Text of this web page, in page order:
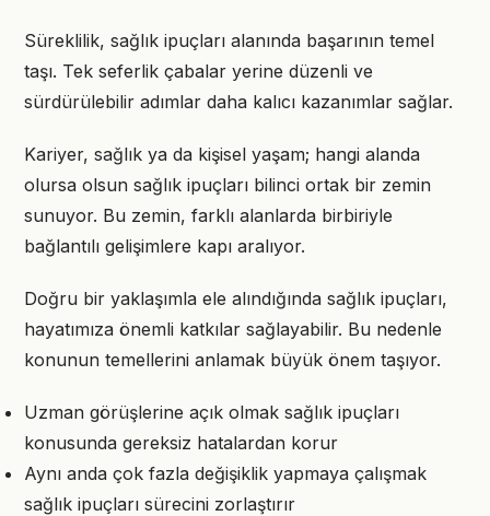
Süreklilik, sağlık ipuçları alanında başarının temel
taşı. Tek seferlik çabalar yerine düzenli ve
sürdürülebilir adımlar daha kalıcı kazanımlar sağlar.
Kariyer, sağlık ya da kişisel yaşam; hangi alanda
olursa olsun sağlık ipuçları bilinci ortak bir zemin
sunuyor. Bu zemin, farklı alanlarda birbiriyle
bağlantılı gelişimlere kapı aralıyor.
Doğru bir yaklaşımla ele alındığında sağlık ipuçları,
hayatımıza önemli katkılar sağlayabilir. Bu nedenle
konunun temellerini anlamak büyük önem taşıyor.
Uzman görüşlerine açık olmak sağlık ipuçları
konusunda gereksiz hatalardan korur
Aynı anda çok fazla değişiklik yapmaya çalışmak
sağlık ipuçları sürecini zorlaştırır